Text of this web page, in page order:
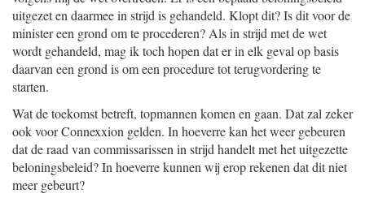
uitgezet en daarmee in strijd is gehandeld. Klopt dit? Is dit voor de
minister een grond om te procederen? Als in strijd met de wet
wordt gehandeld, mag ik toch hopen dat er in elk geval op basis
daarvan een grond is om een procedure tot terugvordering te
starten.
Wat de toekomst betreft, topmannen komen en gaan. Dat zal zeker
ook voor Connexxion gelden. In hoeverre kan het weer gebeuren
dat de raad van commissarissen in strijd handelt met het uitgezette
beloningsbeleid? In hoeverre kunnen wij erop rekenen dat dit niet
meer gebeurt?